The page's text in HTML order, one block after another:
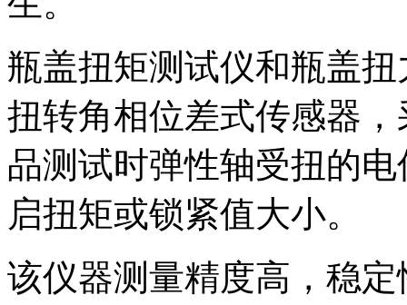
瓶盖扭矩测试仪和瓶盖
扭转角相位差式传感器
品测试时弹性轴受扭的
启扭矩或锁紧值大小。
该仪器测量精度高，稳